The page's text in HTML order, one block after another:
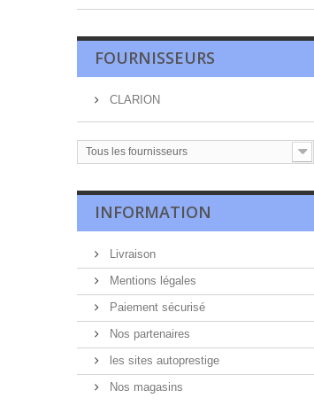
FOURNISSEURS
CLARION
Tous les fournisseurs
INFORMATION
Livraison
Mentions légales
Paiement sécurisé
Nos partenaires
les sites autoprestige
Nos magasins